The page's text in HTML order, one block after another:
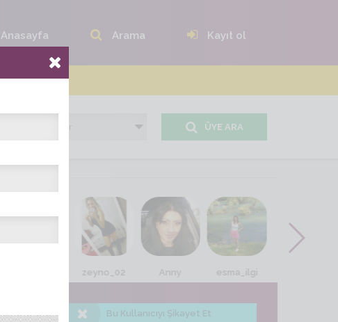
Anasayfa Arama Kayıt ol
ÜYE ARA
zeyno_02 Anny esma_ilgi
Albüme Bak
Bu Kullanıcıyı Şikayet Et